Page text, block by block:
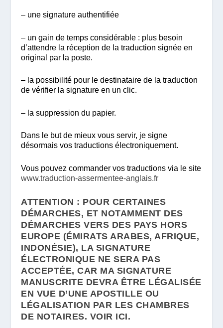
– une signature authentifiée
– un gain de temps considérable : plus besoin
d’attendre la réception de la traduction signée en
original par la poste.
– la possibilité pour le destinataire de la traduction
de vérifier la signature en un clic.
– la suppression du papier.
Dans le but de mieux vous servir, je signe
désormais vos traductions électroniquement.
Vous pouvez commander vos traductions via le site
www.traduction-assermentee-anglais.fr
ATTENTION : POUR CERTAINES
DÉMARCHES, ET NOTAMMENT DES
DÉMARCHES VERS DES PAYS HORS
EUROPE (ÉMIRATS ARABES, AFRIQUE,
INDONÉSIE), LA SIGNATURE
ÉLECTRONIQUE NE SERA PAS
ACCEPTÉE, CAR MA SIGNATURE
MANUSCRITE DEVRA ÊTRE LÉGALISÉE
EN VUE D’UNE APOSTILLE OU
LÉGALISATION PAR LES CHAMBRES
DE NOTAIRES. VOIR ICI.